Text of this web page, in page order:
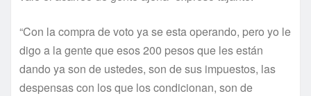
“Con la compra de voto ya se esta operando, pero yo le
digo a la gente que esos 200 pesos que les están
dando ya son de ustedes, son de sus impuestos, las
despensas con los que los condicionan, son de